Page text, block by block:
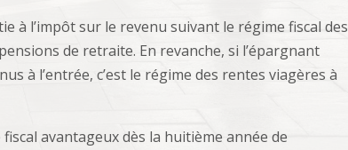
à l’impôt sur le revenu suivant le régime fiscal des
de retraite. En revanche, si l’épargnant
à l’entrée, c’est le régime des rentes viagères à
avantageux dès la huitième année de